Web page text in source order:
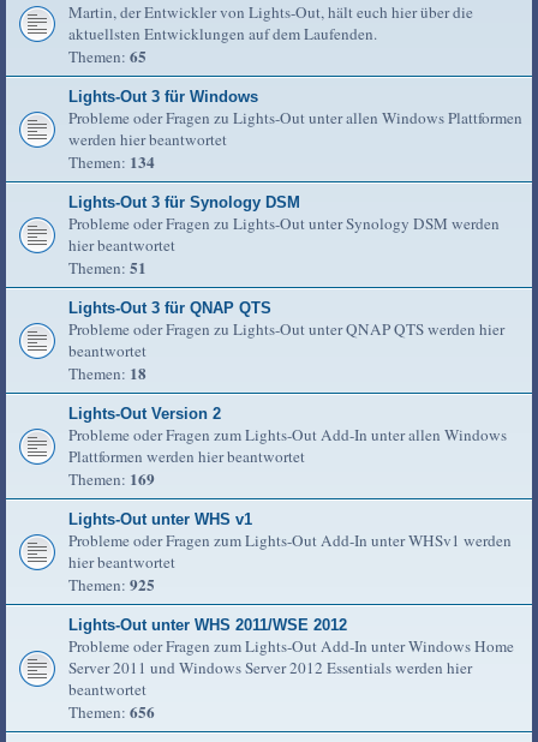
Martin, der Entwickler von Lights-Out, hält euch hier über die
aktuellsten Entwicklungen auf dem Laufenden.
Themen: 65
Lights-Out 3 für Windows
Probleme oder Fragen zu Lights-Out unter allen Windows Plattformen
werden hier beantwortet
Themen: 134
Lights-Out 3 für Synology DSM
Probleme oder Fragen zu Lights-Out unter Synology DSM werden
hier beantwortet
Themen: 51
Lights-Out 3 für QNAP QTS
Probleme oder Fragen zu Lights-Out unter QNAP QTS werden hier
beantwortet
Themen: 18
Lights-Out Version 2
Probleme oder Fragen zum Lights-Out Add-In unter allen Windows
Plattformen werden hier beantwortet
Themen: 169
Lights-Out unter WHS v1
Probleme oder Fragen zum Lights-Out Add-In unter WHSv1 werden
hier beantwortet
Themen: 925
Lights-Out unter WHS 2011/WSE 2012
Probleme oder Fragen zum Lights-Out Add-In unter Windows Home
Server 2011 und Windows Server 2012 Essentials werden hier
beantwortet
Themen: 656